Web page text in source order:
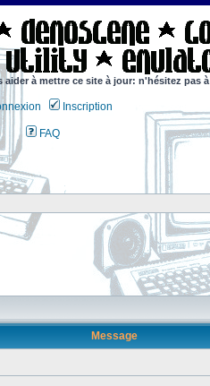
à mettre ce site à jour: n'hésitez pas à
Inscription
FAQ
Message